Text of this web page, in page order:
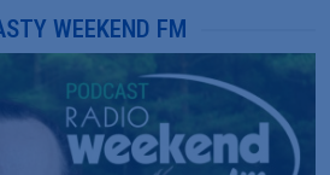
WEEKEND FM